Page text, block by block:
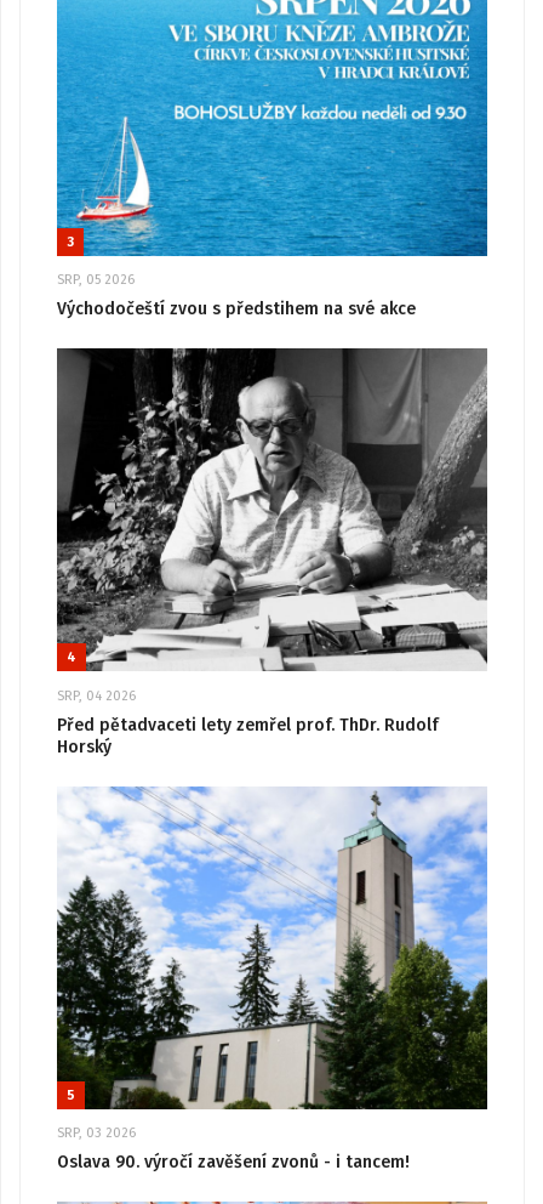
3
SRP, 05 2026
Východočeští zvou s předstihem na své akce
4
SRP, 04 2026
Před pětadvaceti lety zemřel prof. ThDr. Rudolf
Horský
5
SRP, 03 2026
Oslava 90. výročí zavěšení zvonů - i tancem!